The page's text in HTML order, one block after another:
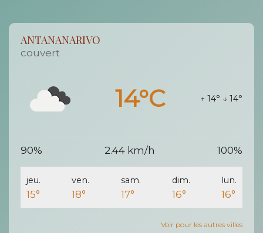
ANTANANARIVO
couvert
14°C ↑ 14° ↓ 14°
90% 2.44 km/h 100%
jeu.
15°
ven.
18°
sam.
17°
dim.
16°
lun.
16°
Voir pour les autres villes